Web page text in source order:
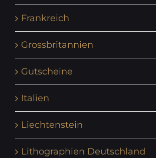
Frankreich
Grossbritannien
Gutscheine
Italien
Liechtenstein
Lithographien Deutschland